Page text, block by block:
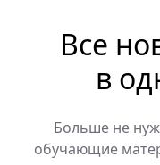
Все
в
Больше не
обучающие
просто уволив
больше не нужно
созвоны и